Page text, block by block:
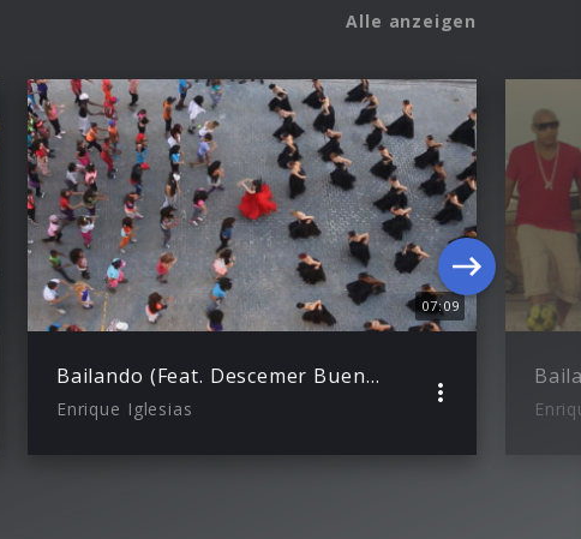
Alle anzeigen
07:09
Bailando (Feat. Descemer Bueno & Gente De Zona) (Making Of)
Enrique Iglesias